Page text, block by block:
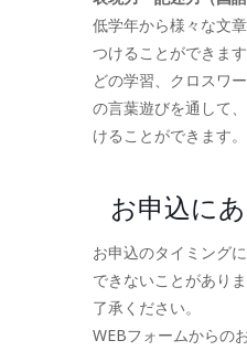
低学年から様々な文
つけることができま
どの学習、クロスワ
の言葉遊びを通して
けることができます。
お申込に
お申込のタイミング
できないことがあり
了承ください。
WEBフォームからの